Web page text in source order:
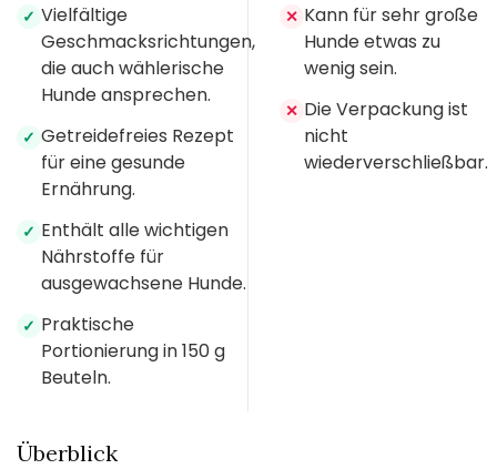
✓ Vielfältige
Geschmacksrichtungen,
die auch wählerische
Hunde ansprechen.
✓ Getreidefreies Rezept
für eine gesunde
Ernährung.
✓ Enthält alle wichtigen
Nährstoffe für
ausgewachsene Hunde.
✓ Praktische
Portionierung in 150 g
Beuteln.
✕ Kann für sehr große
Hunde etwas zu
wenig sein.
✕ Die Verpackung ist
nicht
wiederverschließbar.
Überblick